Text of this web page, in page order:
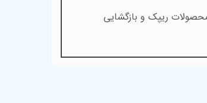
ریپک و بازگشایی